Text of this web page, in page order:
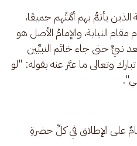
الذين يأتمُّ بهم أمَّتُهم جميعًا،
النيابة، والإمامُ الأصل هو
نبيٍّ حتى جاء خاتَم النبيِّين
وتعالى ما عبَّر عنه بقوله: "لو
على الإطلاق في كلِّ حضرةِ